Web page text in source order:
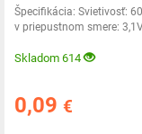
Špecifikácia: Svietivosť:
v priepustnom smere:
Skladom 614
0,09 €